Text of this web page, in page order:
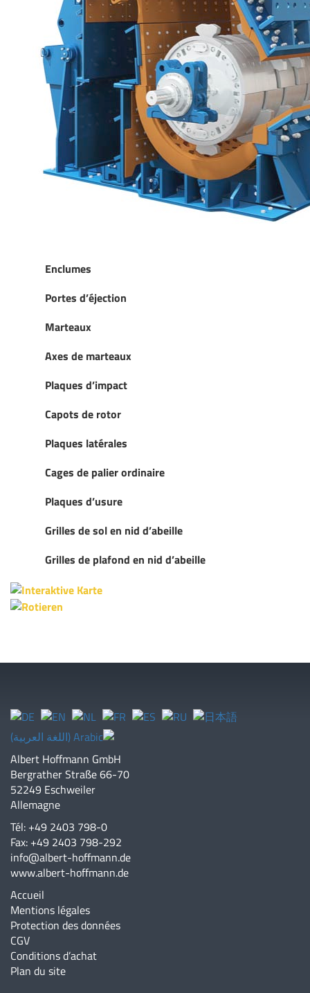
Enclumes
Portes d’éjection
Marteaux
Axes de marteaux
Plaques d’impact
Capots de rotor
Plaques latérales
Cages de palier ordinaire
Plaques d’usure
Grilles de sol en nid d’abeille
Grilles de plafond en nid d’abeille
Albert Hoffmann GmbH
Bergrather Straße 66-70
52249 Eschweiler
Allemagne
Tél: +49 2403 798-0
Fax: +49 2403 798-292
info@albert-hoffmann.de
www.albert-hoffmann.de
Accueil
Mentions légales
Protection des données
CGV
Conditions d’achat
Plan du site